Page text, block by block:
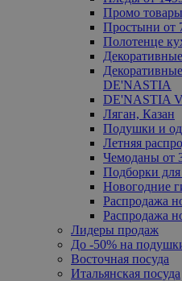
Промо товары
Простыни от
Полотенце
DE'NASTIA
DE'NASTIA
Ляган, Казан
Подушки и
Летняя
Чемоданы от
Подборки
Новогодние
Распродажа
Распродажа
Лидеры продаж
До -50% на
Восточная посуда
Итальянская посуда